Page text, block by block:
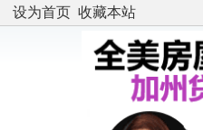
设为首页 收藏本站